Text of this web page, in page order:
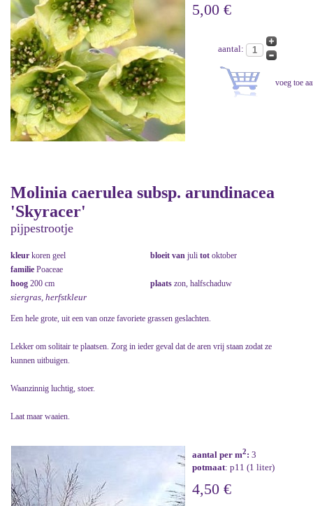
5,00 €
aantal:
Molinia caerulea subsp. arundinacea
'Skyracer'
pijpestrootje
kleur koren geel bloeit van juli tot oktober
familie Poaceae
hoog 200 cm plaats zon, halfschaduw
siergras, herfstkleur
Een hele grote, uit een van onze favoriete grassen geslachten.
Lekker om solitair te plaatsen. Zorg in ieder geval dat de aren vrij staan zodat ze
kunnen uitbuigen.
Waanzinnig luchtig, stoer.
Laat maar waaien.
aantal per m2: 3
potmaat: p11 (1 liter)
4,50 €